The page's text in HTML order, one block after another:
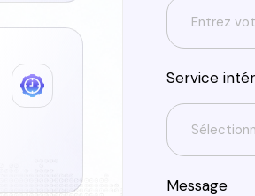
Service
Message